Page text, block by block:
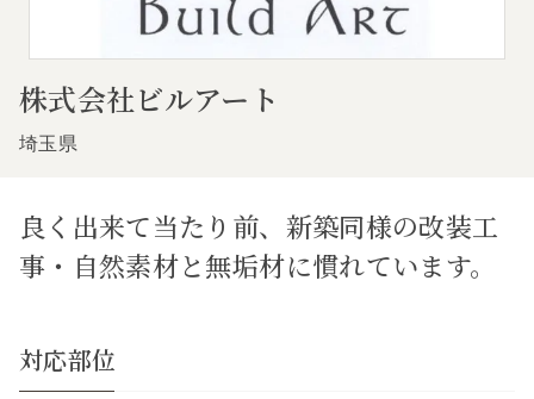
株式会社ビルアート
埼玉県
良く出来て当たり前、新築同様の改装工
事・自然素材と無垢材に慣れています。
対応部位